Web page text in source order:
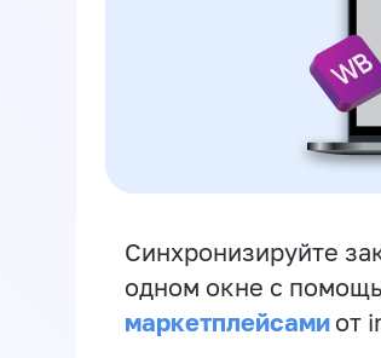
Синхронизируйте
одном окне с
маркетплейсами от